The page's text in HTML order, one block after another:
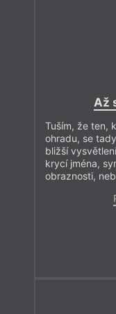
Až
Tuším, že ten,
ohradu, se
bližší
krycí jména,
obraznosti,